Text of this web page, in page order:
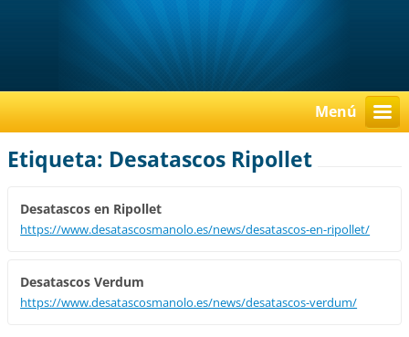
Menú
Etiqueta: Desatascos Ripollet
Desatascos en Ripollet
https://www.desatascosmanolo.es/news/desatascos-en-ripollet/
Desatascos Verdum
https://www.desatascosmanolo.es/news/desatascos-verdum/